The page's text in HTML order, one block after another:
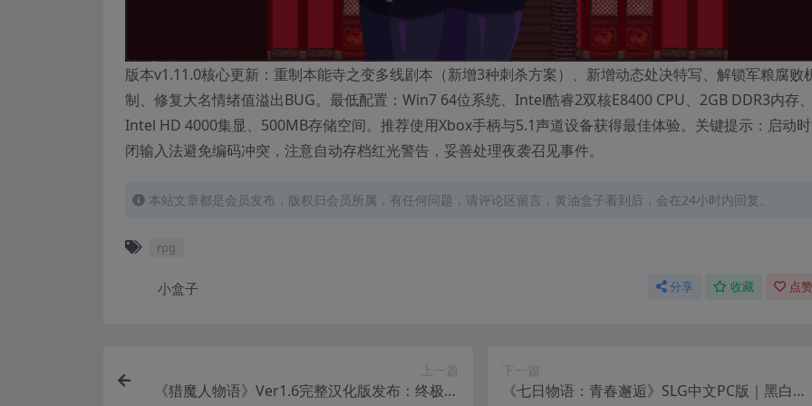
版本v1.11.0核心更新：重制本能寺之变多线剧本（新增3种刺杀方案）、新增动态处决特写、解锁军粮腐败
制、修复大名情绪值溢出BUG。最低配置：Win7 64位系统、Intel酷睿2双核E8400 CPU、2GB DDR3内存、
Intel HD 4000集显、500MB存储空间。推荐使用Xbox手柄与5.1声道设备获得最佳体验。关键提示：启动
闭输入法避免编码冲突，注意自动存档红光警告，妥善处理夜袭召见事件。
本站文章都是会员发布，版权归会员所属，有任何问题，请评论区留言，黄油盒子看到后，会在24小时内回复。
rpg
小盒子 分享 收藏 点
上一篇
《猎魔人物语》Ver1.6完整汉化版发布：终极卡
下一篇
《七日物语：青春邂逅》SLG中文PC版｜黑白校